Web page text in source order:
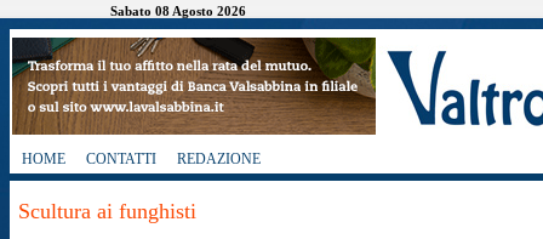
Sabato 08 Agosto 2026
HOME CONTATTI REDAZIONE
Scultura ai funghisti